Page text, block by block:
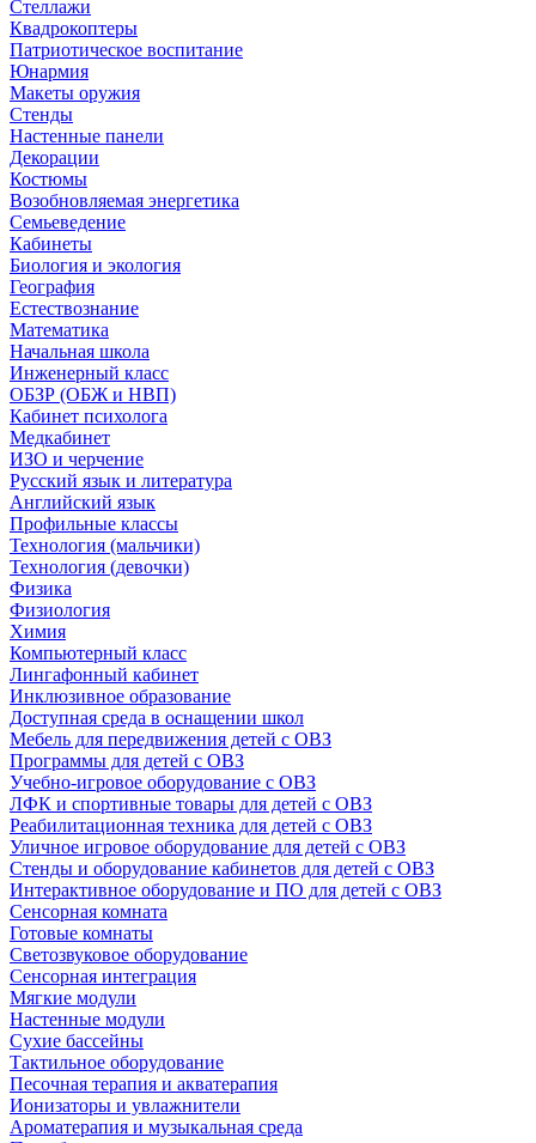
Стеллажи
Квадрокоптеры
Патриотическое воспитание
Юнармия
Макеты оружия
Стенды
Настенные панели
Декорации
Костюмы
Возобновляемая энергетика
Семьеведение
Кабинеты
Биология и экология
География
Естествознание
Математика
Начальная школа
Инженерный класс
ОБЗР (ОБЖ и НВП)
Кабинет психолога
Медкабинет
ИЗО и черчение
Русский язык и литература
Английский язык
Профильные классы
Технология (мальчики)
Технология (девочки)
Физика
Физиология
Химия
Компьютерный класс
Лингафонный кабинет
Инклюзивное образование
Доступная среда в оснащении школ
Мебель для передвижения детей с ОВЗ
Программы для детей с ОВЗ
Учебно-игровое оборудование с ОВЗ
ЛФК и спортивные товары для детей с ОВЗ
Реабилитационная техника для детей с ОВЗ
Уличное игровое оборудование для детей с ОВЗ
Стенды и оборудование кабинетов для детей с ОВЗ
Интерактивное оборудование и ПО для детей с ОВЗ
Сенсорная комната
Готовые комнаты
Светозвуковое оборудование
Сенсорная интеграция
Мягкие модули
Настенные модули
Сухие бассейны
Тактильное оборудование
Песочная терапия и акватерапия
Ионизаторы и увлажнители
Ароматерапия и музыкальная среда